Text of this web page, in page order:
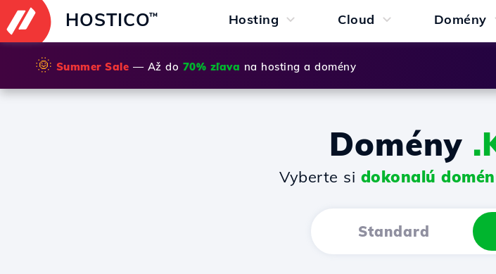
HOSTICO™ Hosting Cloud Domény
🌞 Summer Sale — Až do 70% zľava na hosting a domény
Domény
Vyberte si dokonalú
Standard